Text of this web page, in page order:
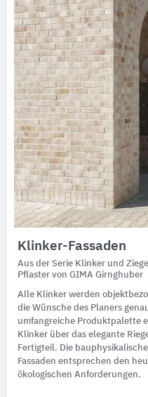
Klinker-Fassaden
Aus der Serie Klinker und
Pflaster von GIMA Girnghuber
Alle Klinker werden
die Wünsche des Planers
umfangreiche Produktpalette
Klinker über das elegante
Fertigteil. Die
Fassaden entsprechen den
ökologischen Anforderungen.